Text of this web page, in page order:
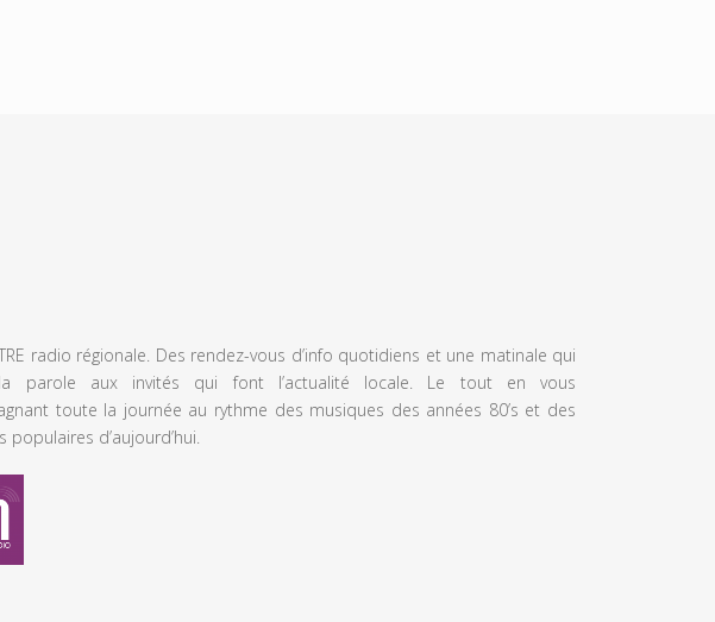
radio régionale. Des rendez-vous d’info quotidiens et une matinale qui
parole aux invités qui font l’actualité locale. Le tout en vous
toute la journée au rythme des musiques des années 80’s et des
populaires d’aujourd’hui.